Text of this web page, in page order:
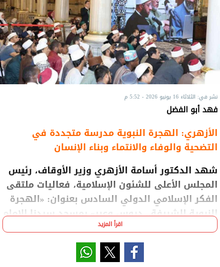
نشر في: الثلاثاء 16 يونيو 2026 - 5:52 م
فهد أبو الفضل
الأزهري: الهجرة النبوية مدرسة متجددة في
التضحية والوفاء والانتماء وبناء الإنسان
شهد الدكتور أسامة الأزهري وزير الأوقاف، رئيس
المجلس الأعلى للشئون الإسلامية، فعاليات ملتقى
الفكر الإسلامي الدولي السادس بعنوان: «الهجرة
النبوية الشريفة.. دروس وعبر» بمسجد سيدنا الإمام
الحسين بالقاهرة، بمشاركة 100 عالم ومفكر من
مختلف دول العالم، إلى جانب حضور مئات الطالبات
اقرأ المزيد